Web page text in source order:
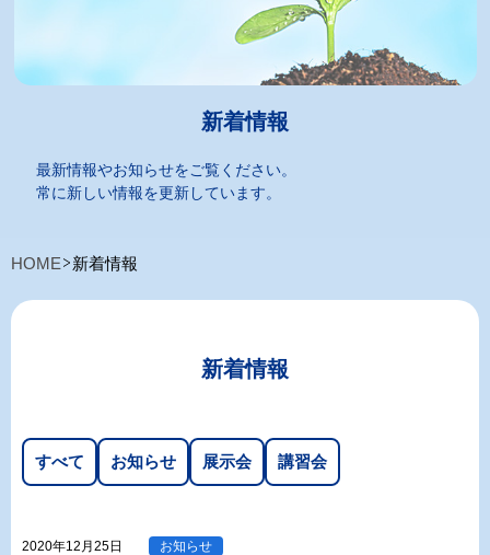
新着情報
最新情報やお知らせをご覧ください。
常に新しい情報を更新しています。
HOME 新着情報
新着情報
すべて お知らせ 展示会 講習会
2020年12月25日 お知らせ